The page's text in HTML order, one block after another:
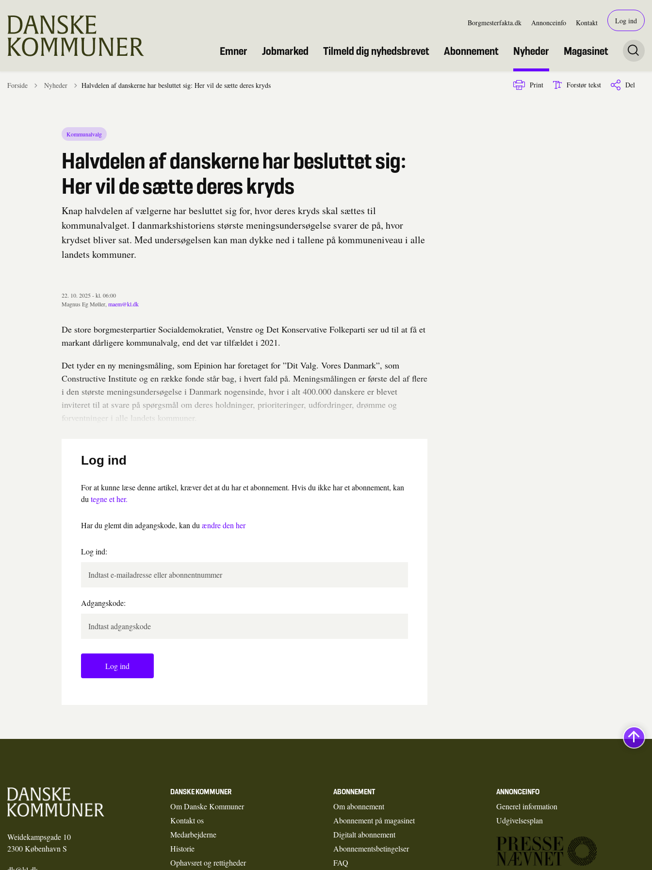
Borgmesterfakta.dk Annonceinfo Kontakt Log ind
Emner Jobmarked Tilmeld dig nyhedsbrevet Abonnement Nyheder Magasinet
Forside Tilbage til
Nyheder Halvdelen af danskerne har besluttet sig: Her vil de sætte deres kryds Print Forstør tekst Del
Kommunalvalg
Halvdelen af danskerne har besluttet sig:
Her vil de sætte deres kryds
Knap halvdelen af vælgerne har besluttet sig for, hvor deres kryds skal sættes til
kommunalvalget. I danmarkshistoriens største meningsundersøgelse svarer de på, hvor
krydset bliver sat. Med undersøgelsen kan man dykke ned i tallene på kommuneniveau i alle
landets kommuner.
22. 10. 2025 - kl. 06:00
Magnus Eg Møller, maem@kl.dk
De store borgmesterpartier Socialdemokratiet, Venstre og Det Konservative Folkeparti ser ud til at få et
markant dårligere kommunalvalg, end det var tilfældet i 2021.
Det tyder en ny meningsmåling, som Epinion har foretaget for ”Dit Valg. Vores Danmark”, som
Constructive Institute og en række fonde står bag, i hvert fald på. Meningsmålingen er første del af flere
i den største meningsundersøgelse i Danmark nogensinde, hvor i alt 400.000 danskere er blevet
inviteret til at svare på spørgsmål om deres holdninger, prioriteringer, udfordringer, drømme og
forventninger i alle landets kommuner.
Log ind
For at kunne læse denne artikel, kræver det at du har et abonnement. Hvis du ikke har et abonnement, kan
du tegne et her.
Har du glemt din adgangskode, kan du ændre den her
Log ind:
Adgangskode:
Log ind
Weidekampsgade 10
2300 København S
DANSKE KOMMUNER
Om Danske Kommuner
Kontakt os
Medarbejderne
Historie
Ophavsret og rettigheder
ABONNEMENT
Om abonnement
Abonnement på magasinet
Digitalt abonnement
Abonnementsbetingelser
FAQ
ANNONCEINFO
Generel information
Udgivelsesplan